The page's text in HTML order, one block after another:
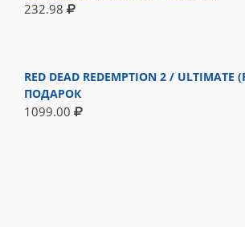
232.98
RED DEAD REDEMPTION 2 / ULTIMATE
ПОДАРОК
1099.00